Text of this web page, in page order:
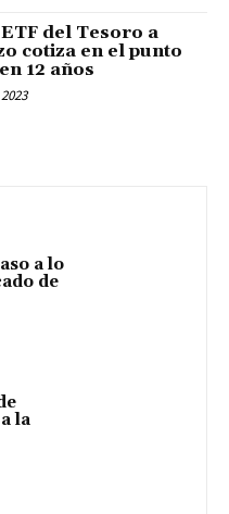
del Tesoro a
cotiza en el punto
12 años
a lo
de
la